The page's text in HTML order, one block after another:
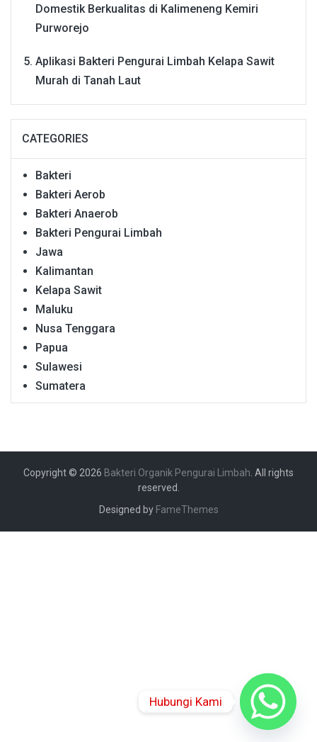
Domestik Berkualitas di Kalimeneng Kemiri
Purworejo
Aplikasi Bakteri Pengurai Limbah Kelapa Sawit
Murah di Tanah Laut
CATEGORIES
Bakteri
Bakteri Aerob
Bakteri Anaerob
Bakteri Pengurai Limbah
Jawa
Kalimantan
Kelapa Sawit
Maluku
Nusa Tenggara
Papua
Sulawesi
Sumatera
Copyright © 2026 Bakteri Organik Pengurai Limbah . All rights
reserved.
Designed by FameThemes
Hubungi Kami